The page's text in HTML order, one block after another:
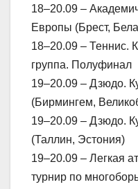
18–20.09 –
Европы (Брест,
18–20.09 – Теннис.
группа. Полуфинал
19–20.09 – Дзюдо.
(Бирмингем,
19–20.09 – Дзюдо.
(Таллин, Эстония)
19–20.09 – Легкая
турнир по